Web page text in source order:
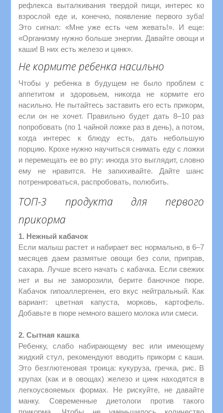
рефлекса выталкивания твердой пищи, интерес ко
взрослой еде и, конечно, появление первого зуба!
Это сигнал: «Мне уже есть чем жевать!». И еще:
«Организму нужно больше энергии. Давайте овощи и
каши! В них есть железо и цинк».
Не кормите ребенка насильно
Чтобы у ребенка в будущем не было проблем с
аппетитом и здоровьем, никогда не кормите его
насильно. Не пытайтесь заставить его есть прикорм,
если он не хочет. Правильно будет дать 8–10 раз
попробовать (по 1 чайной ложке раз в день), а потом,
когда интерес к блюду есть, дать небольшую
порцию. Крохе нужно научиться снимать еду с ложки
и перемещать ее во рту: иногда это выглядит, словно
ему не нравится. Не запихивайте. Дайте шанс
потренироваться, распробовать, полюбить.
ТОП-3 продукта для первого
прикорма
1. Нежный кабачок
Если малыш растет и набирает вес нормально, в 6–7
месяцев даем размятые овощи без соли, приправ,
сахара. Лучше всего начать с кабачка. Если свежих
нет и вы не заморозили, берите баночное пюре.
Кабачок гипоаллергенен, его вкус нейтральный. Как
вариант: цветная капуста, морковь, картофель.
Добавьте в пюре немного вашего молока или смеси.
2. Сытная кашка
Ребенку, слабо набирающему вес или имеющему
жидкий стул, рекомендуют вводить прикорм с каши.
Это безглютеновая троица: кукуруза, гречка, рис. В
крупах (как и в овощах) железо и цинк находятся в
легкоусвояемых формах. Не рискуйте, не давайте
манку. Современные диетологи против такого